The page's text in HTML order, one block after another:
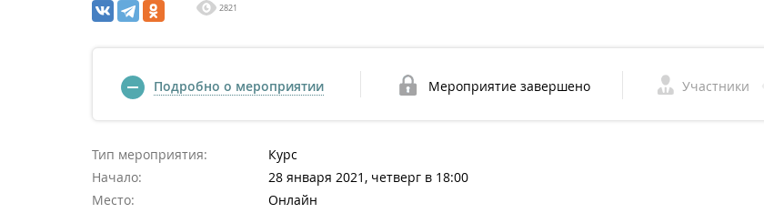
2821
Подробно о мероприятии Мероприятие завершено Участники
Тип мероприятия:
Курс
Начало:
28 января 2021, четверг в 18:00
Место:
Онлайн